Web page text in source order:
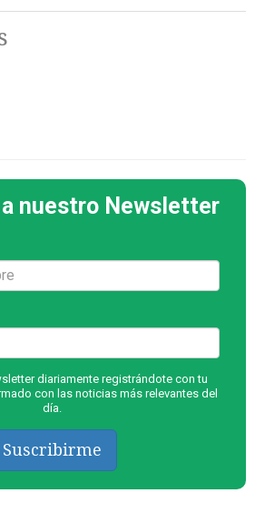
nuestro Newsletter
diariamente registrándote con tu
con las noticias más relevantes del
día.
Suscribirme